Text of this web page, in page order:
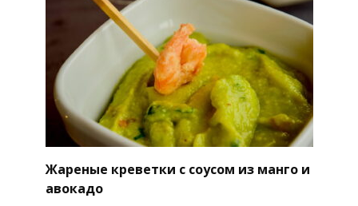
Жареные креветки с соусом из манго и
авокадо